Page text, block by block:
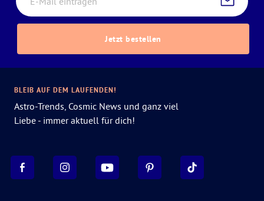
Jetzt bestellen
BLEIB AUF DEM LAUFENDEN!
Astro-Trends, Cosmic News und ganz viel
Liebe - immer aktuell für dich!